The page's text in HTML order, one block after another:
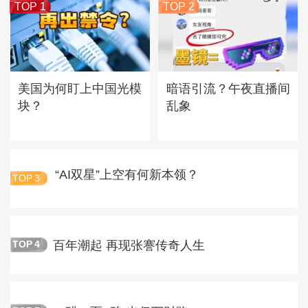
TOP 1
美国为何盯上中国光模
块？
TOP 2
暗语引流？午夜直播间
乱象
TOP 3 “AI双星”上空有何新本领？
TOP 4 百年潮起 再现张謇传奇人生